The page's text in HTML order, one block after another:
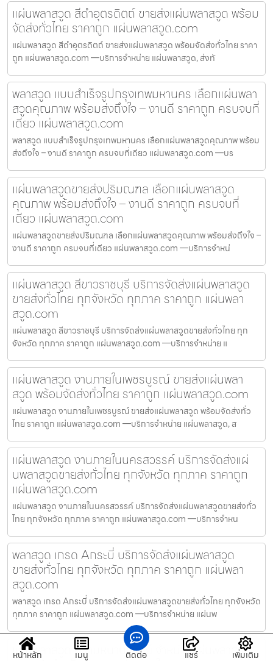
แผ่นพลาสวูด สีดำอุตรดิตถ์ ขายส่งแผ่นพลาสวูด พร้อม
จัดส่งทั่วไทย ราคาถูก แผ่นพลาสวูด.com
แผ่นพลาสวูด สีดำอุตรดิตถ์ ขายส่งแผ่นพลาสวูด พร้อมจัดส่งทั่วไทย ราคา
ถูก แผ่นพลาสวูด.com —บริการจำหน่าย แผ่นพลาสวูด, ส่งทั
พลาสวูด แบบสำเร็จรูปกรุงเทพมหานคร เลือกแผ่นพลา
สวูดคุณภาพ พร้อมส่งถึงใจ – งานดี ราคาถูก ครบจบที่
เดียว แผ่นพลาสวูด.com
พลาสวูด แบบสำเร็จรูปกรุงเทพมหานคร เลือกแผ่นพลาสวูดคุณภาพ พร้อม
ส่งถึงใจ – งานดี ราคาถูก ครบจบที่เดียว แผ่นพลาสวูด.com —บร
แผ่นพลาสวูดขายส่งปริมณฑล เลือกแผ่นพลาสวูด
คุณภาพ พร้อมส่งถึงใจ – งานดี ราคาถูก ครบจบที่
เดียว แผ่นพลาสวูด.com
แผ่นพลาสวูดขายส่งปริมณฑล เลือกแผ่นพลาสวูดคุณภาพ พร้อมส่งถึงใจ –
งานดี ราคาถูก ครบจบที่เดียว แผ่นพลาสวูด.com —บริการจำหน่
แผ่นพลาสวูด สีขาวราชบุรี บริการจัดส่งแผ่นพลาสวูด
ขายส่งทั่วไทย ทุกจังหวัด ทุกภาค ราคาถูก แผ่นพลา
สวูด.com
แผ่นพลาสวูด สีขาวราชบุรี บริการจัดส่งแผ่นพลาสวูดขายส่งทั่วไทย ทุก
จังหวัด ทุกภาค ราคาถูก แผ่นพลาสวูด.com —บริการจำหน่าย แ
แผ่นพลาสวูด งานภายในเพชรบูรณ์ ขายส่งแผ่นพลา
สวูด พร้อมจัดส่งทั่วไทย ราคาถูก แผ่นพลาสวูด.com
แผ่นพลาสวูด งานภายในเพชรบูรณ์ ขายส่งแผ่นพลาสวูด พร้อมจัดส่งทั่ว
ไทย ราคาถูก แผ่นพลาสวูด.com —บริการจำหน่าย แผ่นพลาสวูด, ส
แผ่นพลาสวูด งานภายในนครสวรรค์ บริการจัดส่งแผ่
นพลาสวูดขายส่งทั่วไทย ทุกจังหวัด ทุกภาค ราคาถูก
แผ่นพลาสวูด.com
แผ่นพลาสวูด งานภายในนครสวรรค์ บริการจัดส่งแผ่นพลาสวูดขายส่งทั่ว
ไทย ทุกจังหวัด ทุกภาค ราคาถูก แผ่นพลาสวูด.com —บริการจำหน
พลาสวูด เกรด Aกระบี่ บริการจัดส่งแผ่นพลาสวูด
ขายส่งทั่วไทย ทุกจังหวัด ทุกภาค ราคาถูก แผ่นพลา
สวูด.com
พลาสวูด เกรด Aกระบี่ บริการจัดส่งแผ่นพลาสวูดขายส่งทั่วไทย ทุกจังหวัด
ทุกภาค ราคาถูก แผ่นพลาสวูด.com —บริการจำหน่าย แผ่นพ
แผ่นพลาสวูด ความหนาบุรีรัมย์ จำหน่ายแผ่นพลาสวูด
หน้าหลัก เมนู ติดต่อ แชร์ เพิ่มเติม